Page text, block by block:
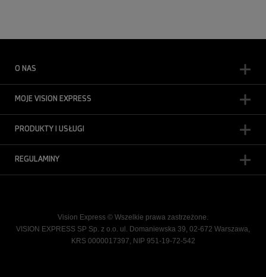
O NAS
MOJE VISION EXPRESS
PRODUKTY I USŁUGI
REGULAMINY
Vision Express © Wszelkie prawa zastrzeżone.
VISION EXPRESS SP Sp. z o.o. ul. Domaniewska 39, 02-672 Warszawa,
KRS 0000017397, NIP 951-19-72-542